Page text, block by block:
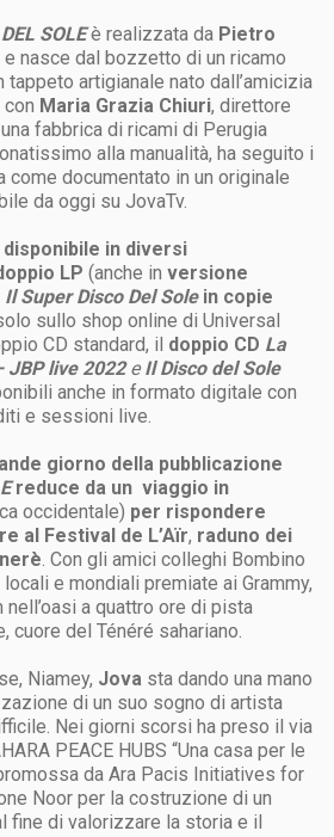
SOLEè realizzata da Pietro
e nasce dal bozzetto di un ricamo
tappeto artigianale nato dall’amicizia
Maria Grazia Chiuri, direttore
fabbrica di ricami di Perugia
alla manualità, ha seguito i
come documentato in un originale
da oggi su JovaTv.
disponibile in diversi
LP (anche in versione
Il Super Disco Del Sole in copie
sullo shop online di Universal
CD standard, il doppio CD La
JBP live 2022 e Il Disco del Sole
anche in formato digitale con
e sessioni live.
giorno della pubblicazione
reduce da un viaggio in
occidentale) per rispondere
al Festival de L’Aïr, raduno dei
. Con gli amici colleghi Bombino
e mondiali premiate ai Grammy,
nell’oasi a quattro ore di pista
cuore del Ténéré sahariano.
Niamey, Jova sta dando una mano
di un suo sogno di artista
Nei giorni scorsi ha preso il via
PEACE HUBS “Una casa per le
da Ara Pacis Initiatives for
Noor per la costruzione di un
fine di valorizzare la storia e il